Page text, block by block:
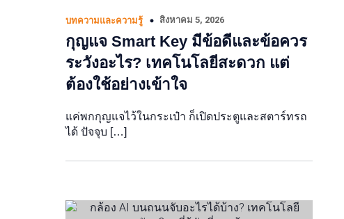
บทความและความรู้ สิงหาคม 5, 2026
กุญแจ Smart Key มีข้อดีและข้อควร
ระวังอะไร? เทคโนโลยีสะดวก แต่
ต้องใช้อย่างเข้าใจ
แค่พกกุญแจไว้ในกระเป๋า ก็เปิดประตูและสตาร์ทรถ
ได้ ปัจจุบ […]